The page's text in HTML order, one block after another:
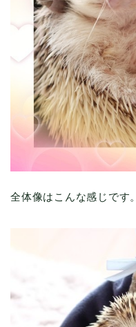
全体像はこんな感じです。